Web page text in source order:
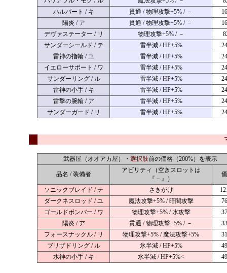
ハルバート / キ
貫通 / 物理攻撃+5% / －
陽炎 / ア
貫通 / 物理攻撃+5% / －
デヴァステーター / リ
物理攻撃+5% / －
サンダーシールド / テ
雷半減 / HP+5%
雷神の指輪 / ユ
雷半減 / HP+5%
イエローサポート / ワ
雷半減 / HP+5%
サンダーリング / ル
雷半減 / HP+5%
雷神の小手 / キ
雷半減 / HP+5%
雷撃の腕輪 / ア
雷半減 / HP+5%
サンダーガード / リ
雷半減 / HP+5%
武器屋（オオアカ屋）・ 選択肢前の価格（200%）を表示
品名 / 装備者
アビリティ（空きスロットは
『－』）
ソニックブレイド / テ さきがけ
ダークネスロッド / ユ
魔法攻撃+5% / 暗闇攻撃
ゴールドボンバー / ワ
物理攻撃+5% / 水攻撃
陽炎 / ア
貫通 / 物理攻撃+5% / －
フォースナックル / リ
物理攻撃+5% / 魔法攻撃+5%
ブリザドリング / ル
氷半減 / HP+5%
水神の小手 / キ
水半減 / HP+5%<